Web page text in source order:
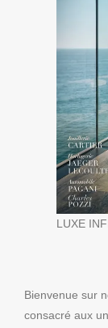
LUXE
Bienvenue sur
consacré aux